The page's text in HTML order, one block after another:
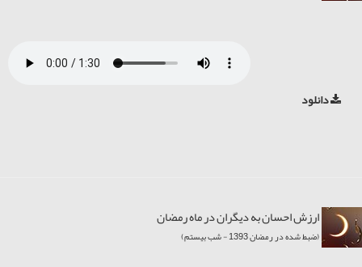
دانلود
ارزش احسان به دیگران در ماه رمضان
(ضبط شده در رمضان 1393 - شب بیستم)